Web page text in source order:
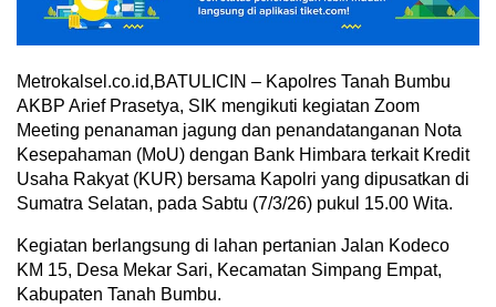
Metrokalsel.co.id,BATULICIN – Kapolres Tanah Bumbu
AKBP Arief Prasetya, SIK mengikuti kegiatan Zoom
Meeting penanaman jagung dan penandatanganan Nota
Kesepahaman (MoU) dengan Bank Himbara terkait Kredit
Usaha Rakyat (KUR) bersama Kapolri yang dipusatkan di
Sumatra Selatan, pada Sabtu (7/3/26) pukul 15.00 Wita.
Kegiatan berlangsung di lahan pertanian Jalan Kodeco
KM 15, Desa Mekar Sari, Kecamatan Simpang Empat,
Kabupaten Tanah Bumbu.